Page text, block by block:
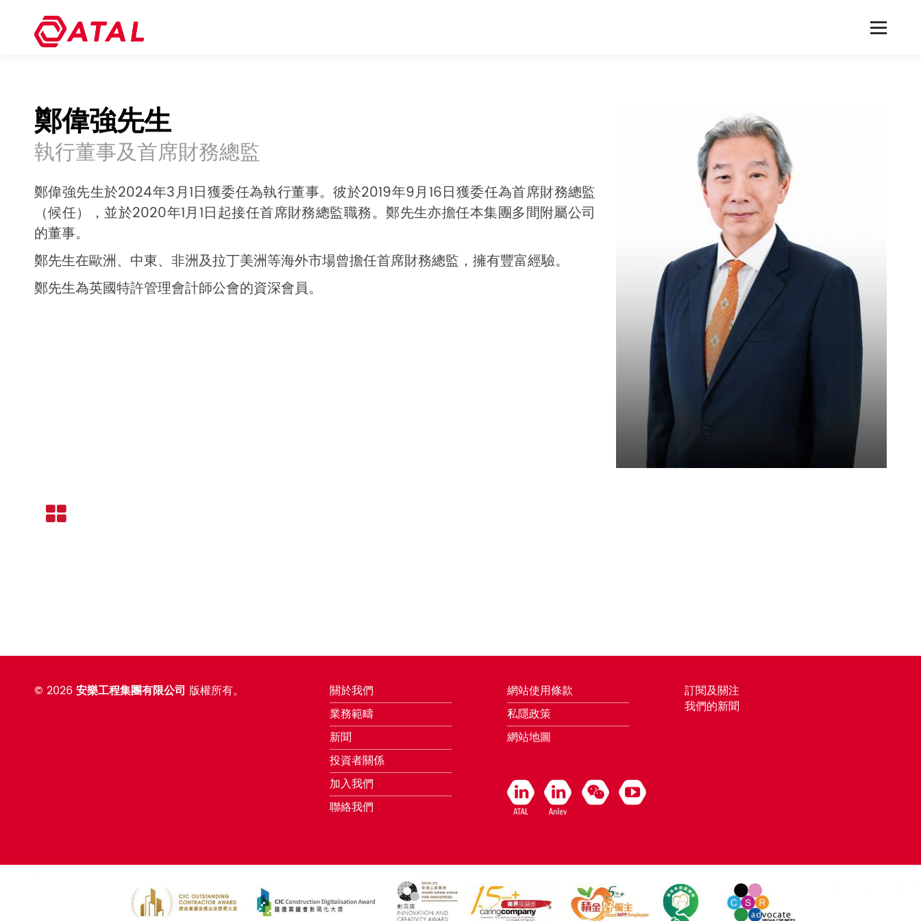
鄭偉強先生
執行董事及首席財務總監
鄭偉強先生於2024年3月1日獲委任為執行董事。彼於2019年9月16日獲委任為首席財務總監
（候任），並於2020年1月1日起接任首席財務總監職務。鄭先生亦擔任本集團多間附屬公司
的董事。
鄭先生在歐洲、中東、非洲及拉丁美洲等海外市場曾擔任首席財務總監，擁有豐富經驗。
鄭先生為英國特許管理會計師公會的資深會員。
© 2026安樂工程集團有限公司 版權所有。
關於我們
業務範疇
新聞
投資者關係
加入我們
聯絡我們
網站使用條款
私隱政策
網站地圖
訂閱及關注
我們的新聞